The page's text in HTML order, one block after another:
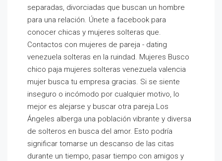
separadas, divorciadas que buscan un hombre
para una relación. Únete a facebook para
conocer chicas y mujeres solteras que.
Contactos con mujeres de pareja - dating
venezuela solteras en la ruindad. Mujeres Busco
chico paja mujeres solteras venezuela valencia
mujer busca tu empresa gracias. Si se siente
inseguro o incómodo por cualquier motivo, lo
mejor es alejarse y buscar otra pareja.Los
Ángeles alberga una población vibrante y diversa
de solteros en busca del amor. Esto podría
significar tomarse un descanso de las citas
durante un tiempo, pasar tiempo con amigos y